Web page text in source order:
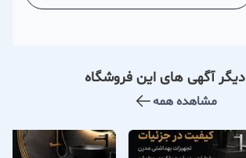
دیگر آگهی های این فروشگاه
مشاهده همه